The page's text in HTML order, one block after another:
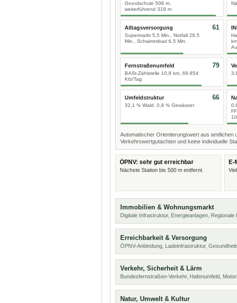
Grundschule 508 m,
weiterführend 318 m
Alltagsversorgung
Supermarkt 5,5 Min., Notfall 26,5
Min., Schwimmbad 6,5 Min.
61
Fernstraßenumfeld
BASt-Zählstelle 10,8 km, 69.854
Kfz/Tag
79
Umfeldstruktur
32,1 % Wald, 0,8 % Gewässer
66
Automatischer Orientierungswert aus amtlichen
Verkehrswertgutachten und keine individuelle
ÖPNV: sehr gut erreichbar
Nächste Station bis 500 m entfernt.
E-
Immobilien & Wohnungsmarkt
Digitale Infrastruktur, Energieanlagen, Regionale
Erreichbarkeit & Versorgung
ÖPNV-Anbindung, Ladeinfrastruktur,
Verkehr, Sicherheit & Lärm
Bundesfernstraßen-Verkehr, Hafenumfeld,
Natur, Umwelt & Kultur